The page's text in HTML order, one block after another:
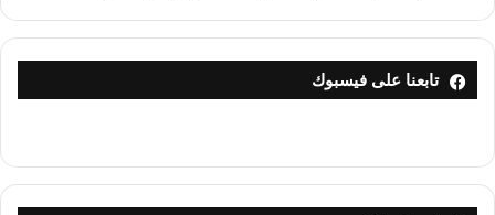
تابعنا على فيسبوك